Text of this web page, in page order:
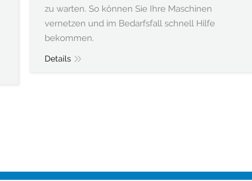
zu warten. So können Sie Ihre Maschinen
vernetzen und im Bedarfsfall schnell Hilfe
bekommen.
Details